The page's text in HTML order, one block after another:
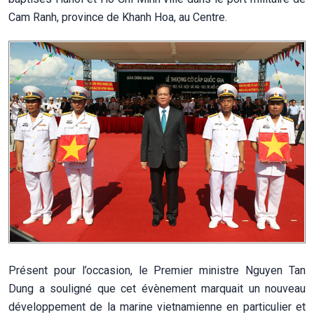
Cam Ranh, province de Khanh Hoa, au Centre.
Présent pour l’occasion, le Premier ministre Nguyen Tan
Dung a souligné que cet évènement marquait un nouveau
développement de la marine vietnamienne en particulier et